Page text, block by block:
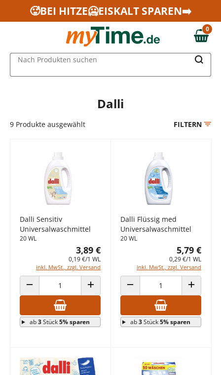
Zum Hauptinhalt springen
Zur Navigation springen
Zur Suche springen
🥵BEI HITZE🥶EISKALT SPAREN➡️
0,00 €
0
Nach Produkten suchen
Dalli
9 Produkte ausgewählt FILTERN
Dalli Sensitiv
Universalwaschmittel
20 WL
3,89 €
0,19 €/1 WL
inkl. MwSt., zzgl. Versand
ANZAHL VERRINGERN ANZAHL ERHÖHEN
ab3Stück5% sparen
Dalli Flüssig med
Universalwaschmittel
20 WL
5,79 €
0,29 €/1 WL
inkl. MwSt., zzgl. Versand
ANZAHL VERRINGERN ANZAHL
ab3Stück5% sparen